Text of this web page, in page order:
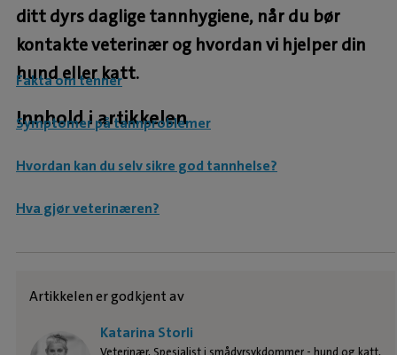
ditt dyrs daglige tannhygiene, når du bør
kontakte veterinær og hvordan vi hjelper din
hund eller katt.
Innhold i artikkelen
Fakta om tenner
Symptomer på tannproblemer
Hvordan kan du selv sikre god tannhelse?
Hva gjør veterinæren?
Artikkelen er godkjent av
Katarina Storli
Veterinær, Spesialist i smådyrsykdommer - hund og katt,